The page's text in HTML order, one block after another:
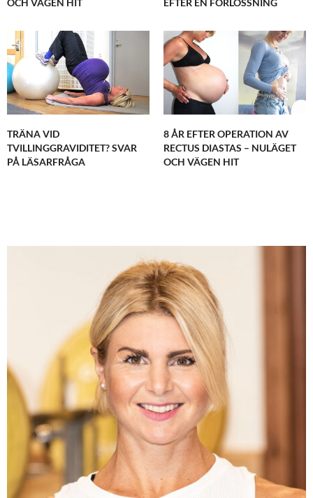
OCH VÄGEN HIT
EFTER EN FÖRLOSSNING
TRÄNA VID
TVILLINGGRAVIDITET? SVAR
PÅ LÄSARFRÅGA
8 ÅR EFTER OPERATION AV
RECTUS DIASTAS – NULÄGET
OCH VÄGEN HIT